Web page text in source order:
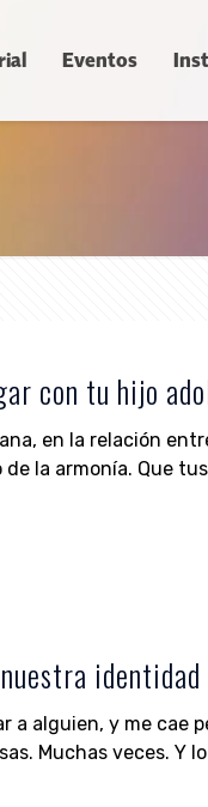
Eventos
con tu hijo
en la relación
la armonía. Que
identidad
a alguien, y me cae
Muchas veces. Y